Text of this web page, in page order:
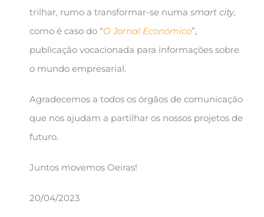
trilhar, rumo a transformar-se numa smart city,
como é caso do “O Jornal Económico”,
publicação vocacionada para informações sobre
o mundo empresarial.
Agradecemos a todos os órgãos de comunicação
que nos ajudam a partilhar os nossos projetos de
futuro.
Juntos movemos Oeiras!
20/04/2023